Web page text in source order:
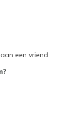
een vriend